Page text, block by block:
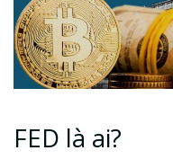
FED là ai?